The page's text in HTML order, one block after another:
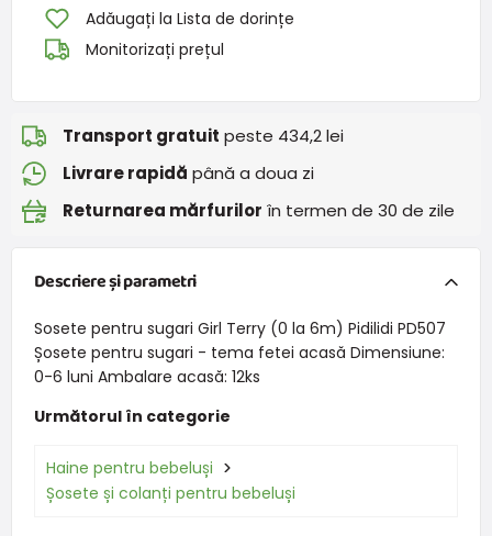
Adăugați la Lista de dorințe
Monitorizați prețul
Transport gratuit peste 434,2 lei
Livrare rapidă până a doua zi
Returnarea mărfurilor în termen de 30 de zile
Descriere și parametri
Sosete pentru sugari Girl Terry (0 la 6m) Pidilidi PD507
Șosete pentru sugari - tema fetei acasă Dimensiune:
0-6 luni Ambalare acasă: 12ks
Următorul în categorie
Haine pentru bebeluși
Șosete și colanți pentru bebeluși